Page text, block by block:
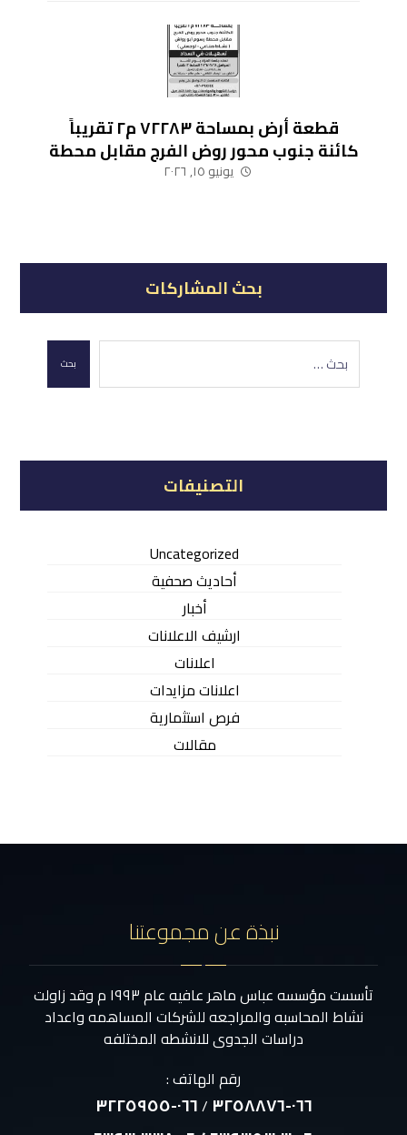
قطعة أرض بمساحة ٧٢٢٨٣ م٢ تقريباً
كائنة جنوب محور روض الفرج مقابل محطة
رسوم أبو رواش (نشاط صناعي – لوجيستي)
يونيو ١٥, ٢٠٢٦
بحث المشاركات
بحث
التصنيفات
Uncategorized
أحاديث صحفية
أخبار
ارشيف الاعلانات
اعلانات
اعلانات مزايدات
فرص استثمارية
مقالات
نبذة عن مجموعتنا
تأسست مؤسسه عباس ماهر عافيه عام ١٩٩٣ م وقد زاولت
نشاط المحاسبه والمراجعه للشركات المساهمه واعداد
دراسات الجدوى للانشطه المختلفه
رقم الهاتف :
٠٦٦-٣٢٥٨٨٧٦ /٠٦٦-٣٢٢٥٩٥٥